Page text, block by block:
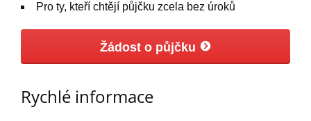
Pro ty, kteří chtějí půjčku zcela bez úroků
Žádost o půjčku
Rychlé informace